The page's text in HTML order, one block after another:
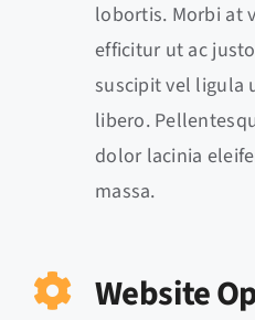
lobortis. Morbi at
efficitur ut ac
suscipit vel ligula
libero.
dolor lacinia
massa.
Website